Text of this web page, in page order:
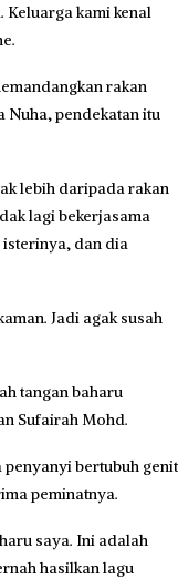
Keluarga kami kenal
rakan
Nuha, pendekatan itu
lebih daripada rakan
lagi bekerjasama
isterinya, dan dia
Jadi agak susah
tangan baharu
Sufairah Mohd.
bertubuh genit
peminatnya.
saya. Ini adalah
hasilkan lagu